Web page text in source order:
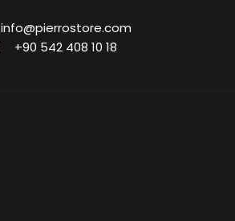
info@pierrostore.com
+90 542 408 10 18